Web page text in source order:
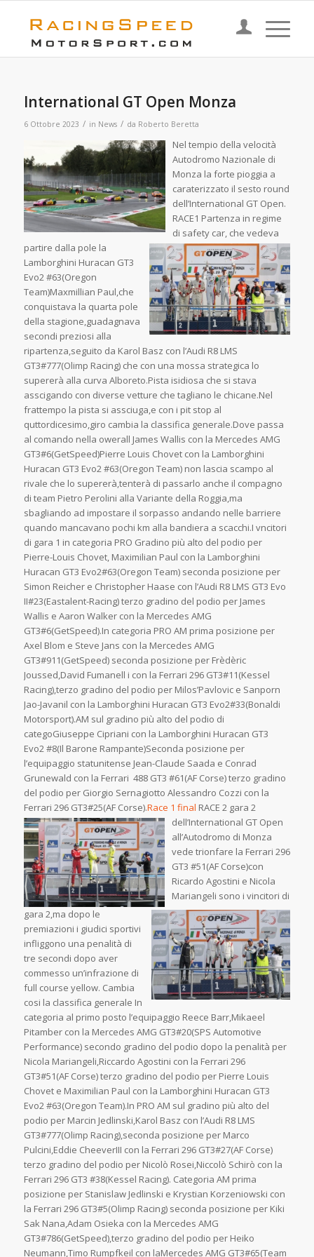
International GT Open Monza
6 Ottobre 2023 / in News / da Roberto Beretta
Nel tempio della velocità
Autodromo Nazionale di
Monza la forte pioggia a
caraterizzato il sesto round
dell’International GT Open.
RACE1 Partenza in regime
di safety car, che vedeva
partire dalla pole la
Lamborghini Huracan GT3
Evo2 #63(Oregon
Team)Maxmillian Paul,che
conquistava la quarta pole
della stagione,guadagnava
secondi preziosi alla
ripartenza,seguito da Karol Basz con l’Audi R8 LMS
GT3#777(Olimp Racing) che con una mossa strategica lo
supererà alla curva Alboreto.Pista isidiosa che si stava
asscigando con diverse vetture che tagliano le chicane.Nel
frattempo la pista si assciuga,e con i pit stop al
quttordicesimo,giro cambia la classifica generale.Dove passa
al comando nella owerall James Wallis con la Mercedes AMG
GT3#6(GetSpeed)Pierre Louis Chovet con la Lamborghini
Huracan GT3 Evo2 #63(Oregon Team) non lascia scampo al
rivale che lo supererà,tenterà di passarlo anche il compagno
di team Pietro Perolini alla Variante della Roggia,ma
sbagliando ad impostare il sorpasso andando nelle barriere
quando mancavano pochi km alla bandiera a scacchi.I vncitori
di gara 1 in categoria PRO Gradino più alto del podio per
Pierre-Louis Chovet, Maximilian Paul con la Lamborghini
Huracan GT3 Evo2#63(Oregon Team) seconda posizione per
Simon Reicher e Christopher Haase con l’Audi R8 LMS GT3 Evo
II#23(Eastalent-Racing) terzo gradino del podio per James
Wallis e Aaron Walker con la Mercedes AMG
GT3#6(GetSpeed).In categoria PRO AM prima posizione per
Axel Blom e Steve Jans con la Mercedes AMG
GT3#911(GetSpeed) seconda posizione per Frèdèric
Joussed,David Fumanell i con la Ferrari 296 GT3#11(Kessel
Racing),terzo gradino del podio per Milos’Pavlovic e Sanporn
Jao-Javanil con la Lamborghini Huracan GT3 Evo2#33(Bonaldi
Motorsport).AM sul gradino più alto del podio di
categoGiuseppe Cipriani con la Lamborghini Huracan GT3
Evo2 #8(Il Barone Rampante)Seconda posizione per
l’equipaggio statunitense Jean-Claude Saada e Conrad
Grunewald con la Ferrari 488 GT3 #61(AF Corse) terzo gradino
del podio per Giorgio Sernagiotto Alessandro Cozzi con la
Ferrari 296 GT3#25(AF Corse).Race 1 final RACE 2 gara 2
dell’International GT Open
all’Autodromo di Monza
vede trionfare la Ferrari 296
GT3 #51(AF Corse)con
Ricardo Agostini e Nicola
Mariangeli sono i vincitori di
gara 2,ma dopo le
premiazioni i giudici sportivi
infliggono una penalità di
tre secondi dopo aver
commesso un’infrazione di
full course yellow. Cambia
cosi la classifica generale In
categoria al primo posto l’equipaggio Reece Barr,Mikaeel
Pitamber con la Mercedes AMG GT3#20(SPS Automotive
Performance) secondo gradino del podio dopo la penalità per
Nicola Mariangeli,Riccardo Agostini con la Ferrari 296
GT3#51(AF Corse) terzo gradino del podio per Pierre Louis
Chovet e Maximilian Paul con la Lamborghini Huracan GT3
Evo2 #63(Oregon Team).In PRO AM sul gradino più alto del
podio per Marcin Jedlinski,Karol Basz con l’Audi R8 LMS
GT3#777(Olimp Racing),seconda posizione per Marco
Pulcini,Eddie CheeverIII con la Ferrari 296 GT3#27(AF Corse)
terzo gradino del podio per Nicolò Rosei,Niccolò Schirò con la
Ferrari 296 GT3 #38(Kessel Racing). Categoria AM prima
posizione per Stanislaw Jedlinski e Krystian Korzeniowski con
la Ferrari 296 GT3#5(Olimp Racing) seconda posizione per Kiki
Sak Nana,Adam Osieka con la Mercedes AMG
GT3#786(GetSpeed),terzo gradino del podio per Heiko
Neumann,Timo Rumpfkeil con laMercedes AMG GT3#65(Team